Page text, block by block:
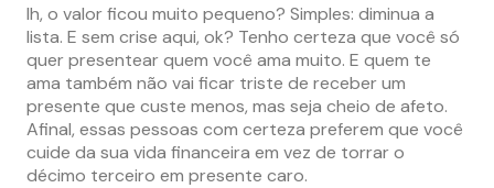
Ih, o valor ficou muito pequeno? Simples: diminua a
lista. E sem crise aqui, ok? Tenho certeza que você só
quer presentear quem você ama muito. E quem te
ama também não vai ficar triste de receber um
presente que custe menos, mas seja cheio de afeto.
Afinal, essas pessoas com certeza preferem que você
cuide da sua vida financeira em vez de torrar o
décimo terceiro em presente caro.